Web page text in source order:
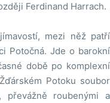
Ferdinand Harrach.
mezi něž patří
Potočná. Jde o barokní
době po komplexní
Potoku soubor
převážně roubenými a